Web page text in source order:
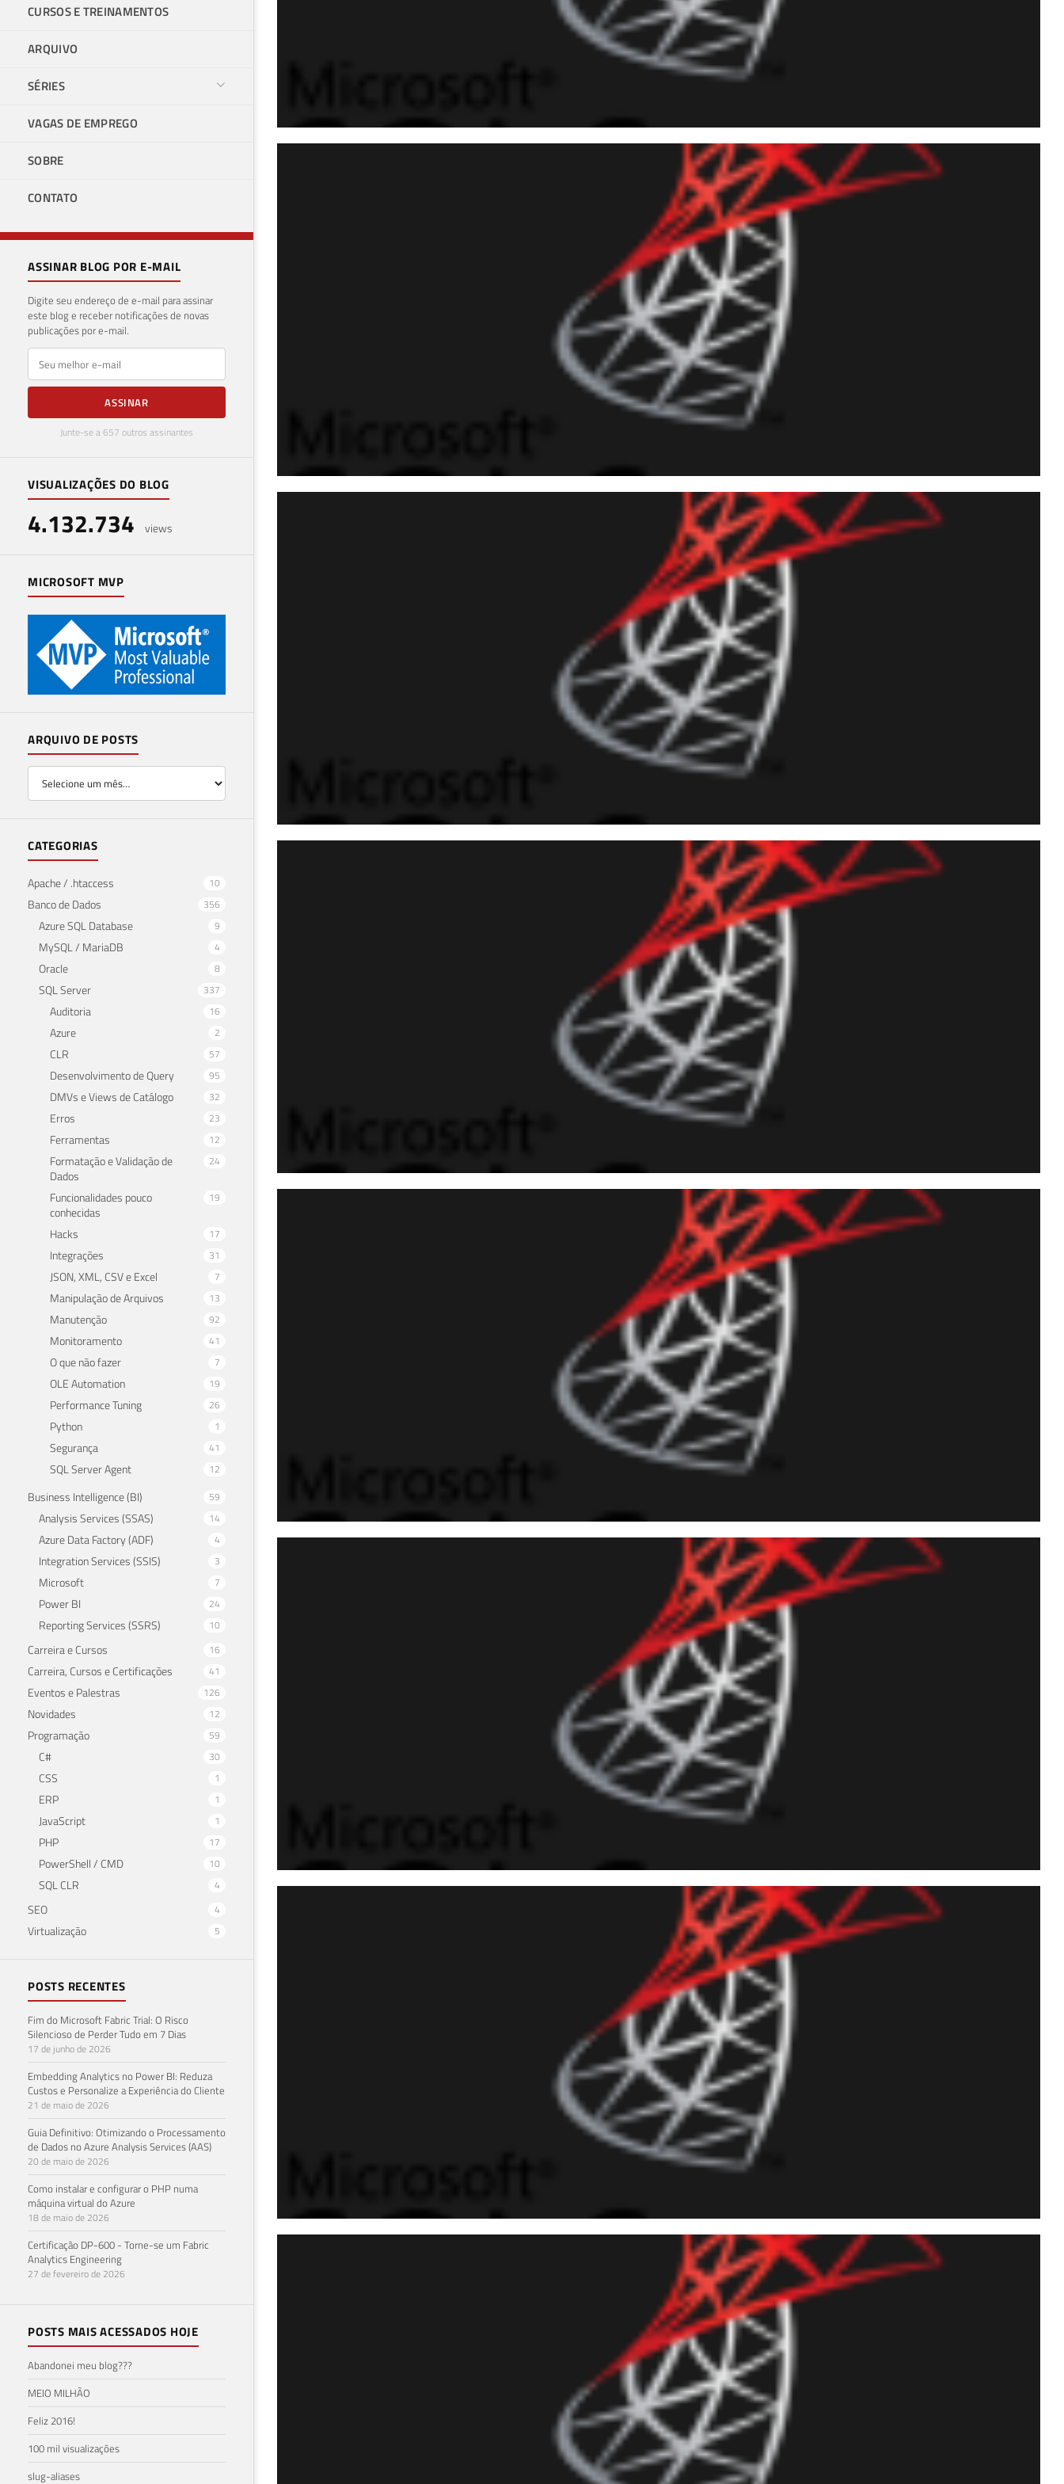
CURSOS E TREINAMENTOS
ARQUIVO
SÉRIES
VAGAS DE EMPREGO
SOBRE
CONTATO
ASSINAR BLOG POR E-MAIL
Digite seu endereço de e-mail para assinar
este blog e receber notificações de novas
publicações por e-mail.
E-mail
ASSINAR
Junte-se a 657 outros assinantes
VISUALIZAÇÕES DO BLOG
4.132.734 views
MICROSOFT MVP
ARQUIVO DE POSTS
CATEGORIAS
Apache / .htaccess 10
Banco de Dados 356
Azure SQL Database 9
MySQL / MariaDB 4
Oracle 8
SQL Server 337
Auditoria 16
Azure 2
CLR 57
Desenvolvimento de Query 95
DMVs e Views de Catálogo 32
Erros 23
Ferramentas 12
Formatação e Validação de
Dados
24
Funcionalidades pouco
conhecidas
19
Hacks 17
Integrações 31
JSON, XML, CSV e Excel 7
Manipulação de Arquivos 13
Manutenção 92
Monitoramento 41
O que não fazer 7
OLE Automation 19
Performance Tuning 26
Python 1
Segurança 41
SQL Server Agent 12
Business Intelligence (BI) 59
Analysis Services (SSAS) 14
Azure Data Factory (ADF) 4
Integration Services (SSIS) 3
Microsoft 7
Power BI 24
Reporting Services (SSRS) 10
Carreira e Cursos 16
Carreira, Cursos e Certificações 41
Eventos e Palestras 126
Novidades 12
Programação 59
C# 30
CSS 1
ERP 1
JavaScript 1
PHP 17
PowerShell / CMD 10
SQL CLR 4
SEO 4
Virtualização 5
POSTS RECENTES
Fim do Microsoft Fabric Trial: O Risco
Silencioso de Perder Tudo em 7 Dias
17 de junho de 2026
Embedding Analytics no Power BI: Reduza
Custos e Personalize a Experiência do Cliente
21 de maio de 2026
Guia Definitivo: Otimizando o Processamento
de Dados no Azure Analysis Services (AAS)
20 de maio de 2026
Como instalar e configurar o PHP numa
máquina virtual do Azure
18 de maio de 2026
Certificação DP-600 - Torne-se um Fabric
Analytics Engineering
27 de fevereiro de 2026
POSTS MAIS ACESSADOS HOJE
Abandonei meu blog???
MEIO MILHÃO
Feliz 2016!
100 mil visualizações
slug-aliases
SQL Server - Introdução ao estudo de Performance Tuning
Entendendo o funcionamento dos índices no SQL Server
SQL Server - Como identificar uma query lenta ou
"pesada" no seu banco de dados
SQL Server - Dicas de Performance Tuning: Conversão
SQL Server - Comparação de performance entre Scalar
Function e CLR Scalar Function
SQL Server - Dicas de Performance Tuning: Qual a
diferença entre Seek Predicate e Predicate?
SQL Server - Utilizando colunas calculadas (ou colunas
computadas) para Performance Tuning